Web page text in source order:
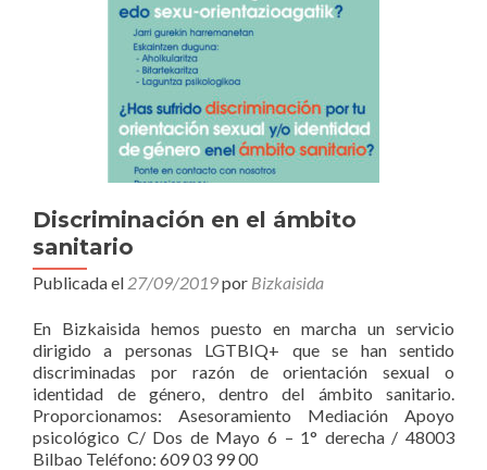
Discriminación en el ámbito
sanitario
Publicada el 27/09/2019por Bizkaisida
En Bizkaisida hemos puesto en marcha un servicio
dirigido a personas LGTBIQ+ que se han sentido
discriminadas por razón de orientación sexual o
identidad de género, dentro del ámbito sanitario.
Proporcionamos: Asesoramiento Mediación Apoyo
psicológico C/ Dos de Mayo 6 – 1° derecha / 48003
Bilbao Teléfono: 609 03 99 00